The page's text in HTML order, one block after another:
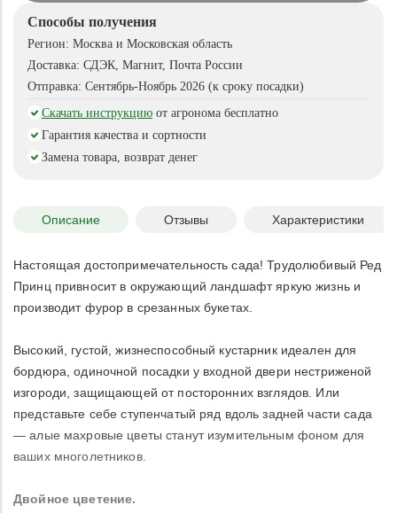
Способы получения
Регион: Москва и Московская область
Доставка: СДЭК, Магнит, Почта России
Отправка: Сентябрь-Ноябрь 2026 (к сроку посадки)
Скачать инструкцию от агронома бесплатно
Гарантия качества и сортности
Замена товара, возврат денег
Описание Отзывы Характеристики
Настоящая достопримечательность сада! Трудолюбивый Ред
Принц привносит в окружающий ландшафт яркую жизнь и
производит фурор в срезанных букетах.
Высокий, густой, жизнеспособный кустарник идеален для
бордюра, одиночной посадки у входной двери нестриженой
изгороди, защищающей от посторонних взглядов. Или
представьте себе ступенчатый ряд вдоль задней части сада
— алые махровые цветы станут изумительным фоном для
ваших многолетников.
Двойное цветение.